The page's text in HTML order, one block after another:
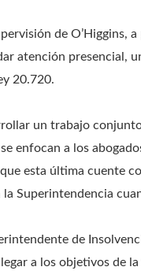
de O’Higgins,
atención presencial,
20.720.
un trabajo
enfocan a los
esta última cuente
Superintendencia
de
a los objetivos de